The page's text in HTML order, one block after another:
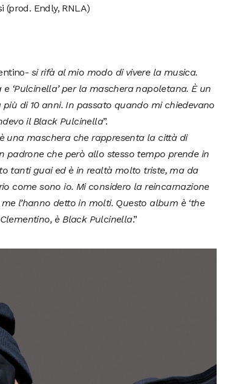
(prod. Endly, RNLA)
si rifà al mio modo di vivere la musica.
‘Pulcinella’ per la maschera napoletana. È un
di 10 anni. In passato quando mi chiedevano
il Black Pulcinella”.
è una maschera che rappresenta la città di
padrone che però allo stesso tempo prende in
tanti guai ed è in realtà molto triste, ma da
come sono io. Mi considero la reincarnazione
l’hanno detto in molti. Questo album è ‘the
è Black Pulcinella.”